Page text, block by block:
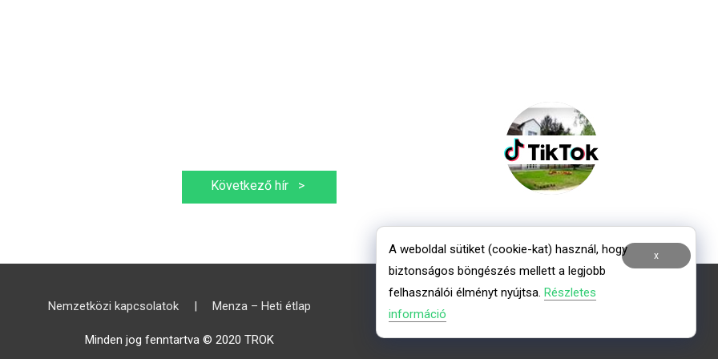
Következő hír >
Nemzetközi kapcsolatok | Menza – Heti étlap
Minden jog fenntartva © 2020 TROK
x
A weboldal sütiket (cookie-kat) használ, hogy
biztonságos böngészés mellett a legjobb
felhasználói élményt nyújtsa. Részletes
információ